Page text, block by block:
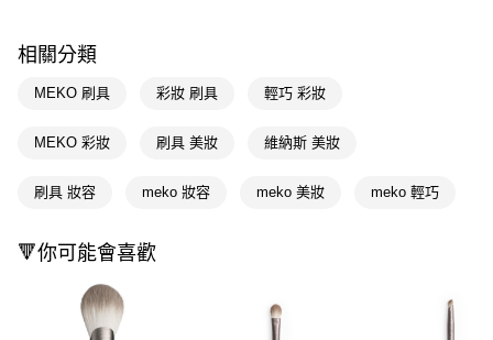
AFTEE先享後付
【關於「AFTEE先享後付」】
便利好安心！
２．便利：只要手機號碼，簡訊認證，即可結帳。
３．安心：先確認商品／服務後，再付款。
【「AFTEE先享後付」結帳流程】
１．於結帳方式選擇「AFTEE先享後付」後，將跳轉至「AFTEE先享後付」
結帳頁面，進行簡訊認證並確認金額後，即可完成結帳。
２．訂單成立數日內，您將收到繳費通知簡訊。
３．收到繳費通知簡訊後14天內，點擊此簡訊中的連結，可透過四大超商／
每筆NT$65，滿NT$390(含以上)免運費
付款後全家取貨
每筆NT$65，滿NT$390(含以上)免運費
相關分類
MEKO 刷具 彩妝 刷具 輕巧 彩妝
MEKO 彩妝 刷具 美妝 維納斯 美妝
刷具 妝容 meko 妝容 meko 美妝 meko 輕巧
🔻你可能會喜歡